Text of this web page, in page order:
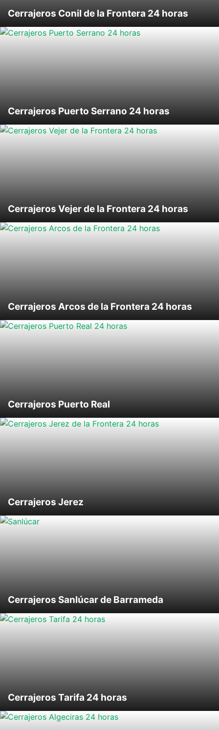
Cerrajeros Conil de la Frontera 24 horas
Cerrajeros Puerto Serrano 24 horas
Cerrajeros Vejer de la Frontera 24 horas
Cerrajeros Arcos de la Frontera 24 horas
Cerrajeros Puerto Real
Cerrajeros Jerez
Cerrajeros Sanlúcar de Barrameda
Cerrajeros Tarifa 24 horas